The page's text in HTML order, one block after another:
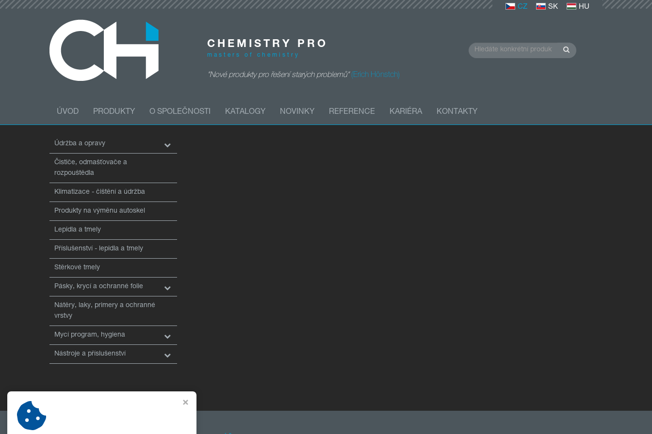
CZ SK HU
CHEMISTRY PRO
masters of chemistry
"Nové produkty pro řešení starých problemů" (Erich Hönstch)
ÚVOD PRODUKTY O SPOLEČNOSTI KATALOGY NOVINKY REFERENCE KARIÉRA KONTAKTY
Údržba a opravy
Čističe, odmašťovače a
rozpouštědla
Klimatizace - čištění a údržba
Produkty na výměnu autoskel
Lepidla a tmely
Příslušenství - lepidla a tmely
Stěrkové tmely
Pásky, krycí a ochranné folie
Nátěry, laky, primery a ochranné
vrstvy
Mycí program, hygiena
Nástroje a příslušenství